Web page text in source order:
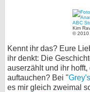
Kim
© 2010
Kennt ihr das? Eure
ihr denkt: Die
auserzählt und ihr
auftauchen? Bei "
es mir gleich zweimal